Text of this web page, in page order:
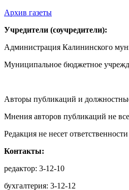
Архив газеты
Учредители (соучредители):
Администрация Калининского
Муниципальное бюджетное
Авторы публикаций и
Мнения авторов публикаций не
Редакция не несет
Контакты:
редактор: 3-12-10
бухгалтерия: 3-12-12